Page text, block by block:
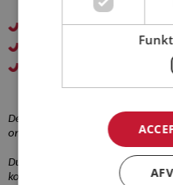
tegningsmaterialer
Udarbejdelse af
Sagsopretning,
Oprettelse og ajourføringer
vedligeholdelsesvejledninger
Det er en fordel hvis du har egen
området i praktikperioden.
Du skal som praktikant være
kommuniktation på